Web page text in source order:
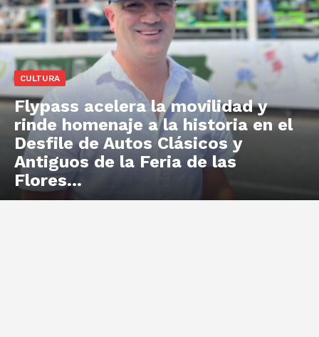
CULTURA
Flypass acelera la movilidad y
rinde homenaje a la historia en el
Desfile de Autos Clásicos y
Antiguos de la Feria de las
Flores...